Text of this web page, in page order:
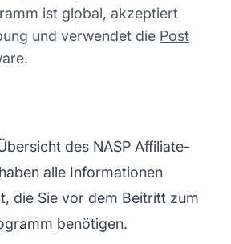
ist global, akzeptiert
und verwendet die Post
des NASP Affiliate-
alle Informationen
die Sie vor dem Beitritt zum
benötigen.